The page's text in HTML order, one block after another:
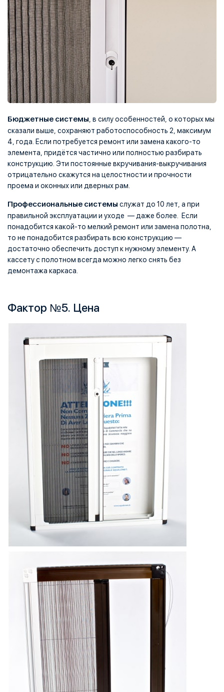
Бюджетные системы , в силу особенностей, о которых мы
сказали выше, сохраняют работоспособность 2, максимум
4, года. Если потребуется ремонт или замена какого-то
элемента, придётся частично или полностью разбирать
конструкцию. Эти постоянные вкручивания-выкручивания
отрицательно скажутся на целостности и прочности
проема и оконных или дверных рам.
Профессиональные системы служат до 10 лет, а при
правильной эксплуатации и уходе — даже более. Если
понадобится какой-то мелкий ремонт или замена полотна,
то не понадобится разбирать всю конструкцию —
достаточно обеспечить доступ к нужному элементу. А
кассету с полотном всегда можно легко снять без
демонтажа каркаса.
Фактор №5. Цена